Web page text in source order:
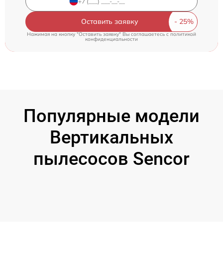
Оставить заявку
Нажимая на кнопку "Оставить заявку" Вы соглашаетесь cполитикой
конфиденциальности
Популярные модели
Вертикальных
пылесосов Sencor